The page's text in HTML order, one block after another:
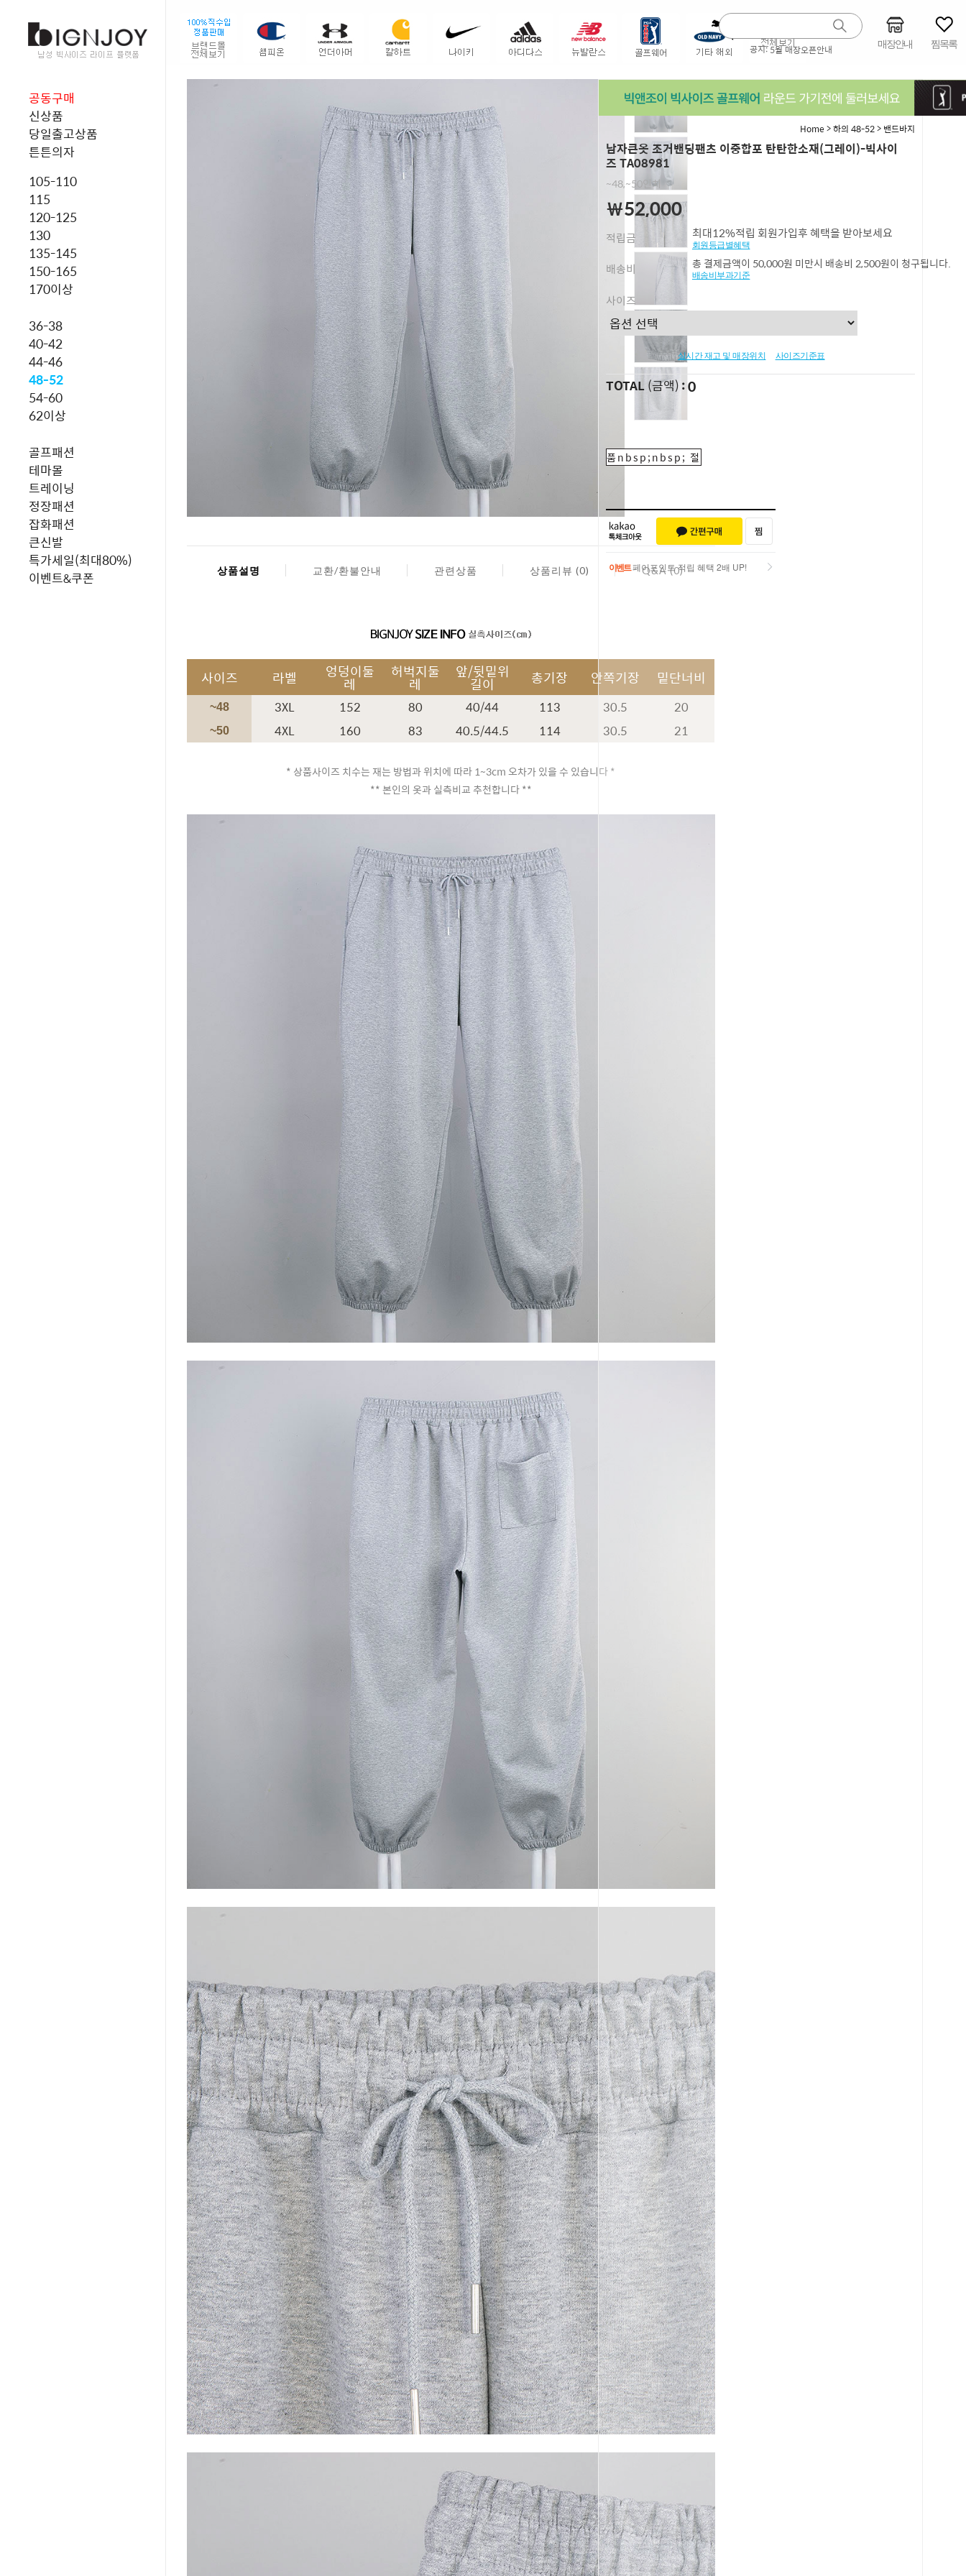
공지:5월 매장오픈안내 매장안내 찜목록
공동구매
신상품
당일출고상품
튼튼의자
105-110
115
120-125
130
135-145
150-165
170이상
36-38
40-42
44-46
48-52
54-60
62이상
골프패션
테마몰
트레이닝
정장패션
잡화패션
큰신발
특가세일(최대80%)
이벤트&쿠폰
Home>하의 48-52> 밴드바지
남자큰옷 조거밴딩팬츠 이중합포 탄탄한소재(그레이)-빅사이
즈 TA08981
~48,~50인치
￦52,000
적립금 최대12%적립 회원가입후 혜택을 받아보세요
회원등급별혜택
배송비 총 결제금액이 50,000원 미만시 배송비 2,500원이 청구됩니다.
배송비부과기준
사이즈
실시간 재고 및 매장위치 사이즈기준표
TOTAL(금액) 0
품nbsp;nbsp; 절
이벤트페이포인트 적립 혜택 2배 UP!
상품설명 교환/환불안내 관련상품 상품리뷰 (0) Q&A (0)
사이즈 라벨 엉덩이둘
레
허벅지둘
레
앞/뒷밑위
길이 총기장 안쪽기장 밑단너비
~48 3XL 152 80 40/44 113 30.5 20
~50 4XL 160 83 40.5/44.5 114 30.5 21
* 상품사이즈 치수는 재는 방법과 위치에 따라 1~3cm 오차가 있을 수 있습니다 *
** 본인의 옷과 실측비교 추천합니다 **